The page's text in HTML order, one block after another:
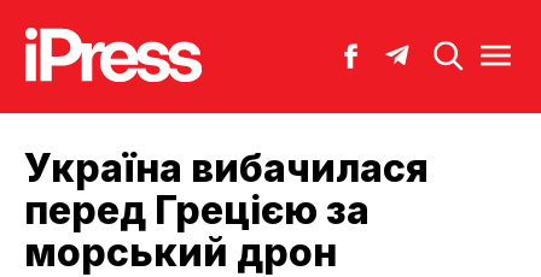
Україна вибачилася
перед Грецією за
морський дрон